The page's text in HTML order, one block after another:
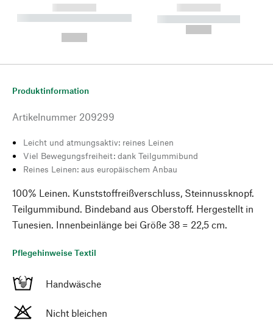
------------
----------- ----------- --------
------------
----------- -----------
Produktinformation
Artikelnummer 209299
Leicht und atmungsaktiv: reines Leinen
Viel Bewegungsfreiheit: dank Teilgummibund
Reines Leinen: aus europäischem Anbau
100% Leinen. Kunststoffreißverschluss, Steinnussknopf.
Teilgummibund. Bindeband aus Oberstoff. Hergestellt in
Tunesien. Innenbeinlänge bei Größe 38 = 22,5 cm.
Pflegehinweise Textil
Handwäsche
Nicht bleichen